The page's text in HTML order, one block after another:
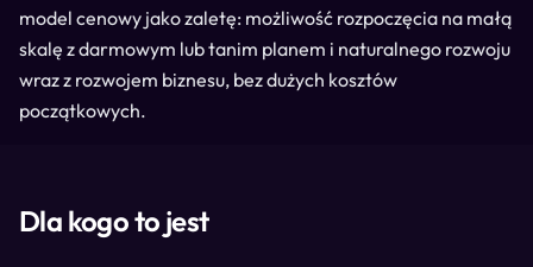
model cenowy jako zaletę: możliwość rozpoczęcia na małą
skalę z darmowym lub tanim planem i naturalnego rozwoju
wraz z rozwojem biznesu, bez dużych kosztów
początkowych.
Dla kogo to jest